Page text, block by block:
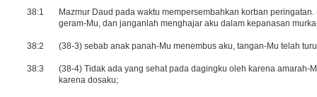
38:1
Mazmur Daud pada waktu mempersembahkan korban
geram-Mu, dan janganlah menghajar aku dalam kepanasan
38:2 (38-3) sebab anak panah-Mu menembus aku, tangan-Mu telah
38:3
(38-4) Tidak ada yang sehat pada dagingku oleh karena amarah-
karena dosaku;